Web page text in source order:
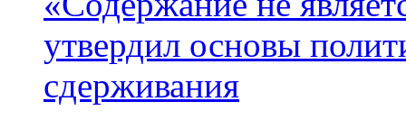
утвердил основы
сдерживания